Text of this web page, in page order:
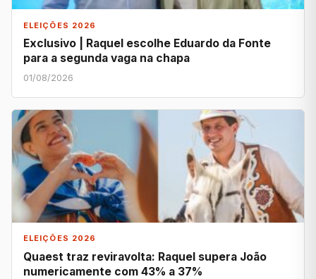
ELEIÇÕES 2026
Exclusivo | Raquel escolhe Eduardo da Fonte
para a segunda vaga na chapa
01/08/2026
ELEIÇÕES 2026
Quaest traz reviravolta: Raquel supera João
numericamente com 43% a 37%